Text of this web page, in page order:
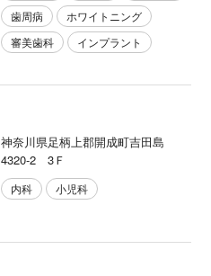
歯周病
ホワイトニング
審美歯科
インプラント
神奈川県足柄上郡開成町吉田島
4320-2 3Ｆ
内科 小児科